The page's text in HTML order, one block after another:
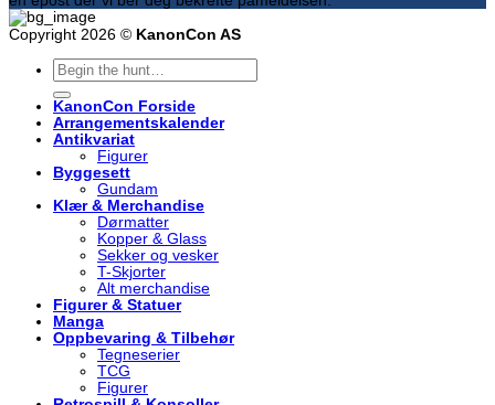
Copyright 2026 © KanonCon AS
Søk
etter:
KanonCon Forside
Arrangementskalender
Antikvariat
Figurer
Byggesett
Gundam
Klær & Merchandise
Dørmatter
Kopper & Glass
Sekker og vesker
T-Skjorter
Alt merchandise
Figurer & Statuer
Manga
Oppbevaring & Tilbehør
Tegneserier
TCG
Figurer